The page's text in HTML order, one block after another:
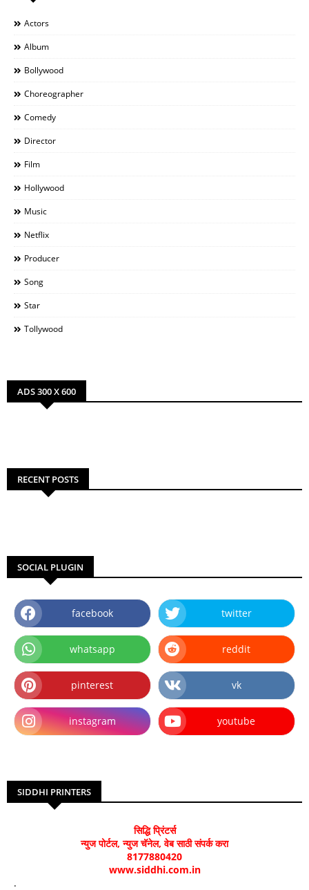
Actors
Album
Bollywood
Choreographer
Comedy
Director
Film
Hollywood
Music
Netflix
Producer
Song
Star
Tollywood
ADS 300 X 600
RECENT POSTS
SOCIAL PLUGIN
facebook twitter
whatsapp reddit
pinterest vk
instagram youtube
SIDDHI PRINTERS
सिद्धि प्रिंटर्स
न्युज पोर्टल, न्युज चॅनेल, वेब साठी संपर्क करा
8177880420
www.siddhi.com.in
.